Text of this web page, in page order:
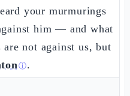
your murmurings
him — and what
not against us, but
ⓘ.